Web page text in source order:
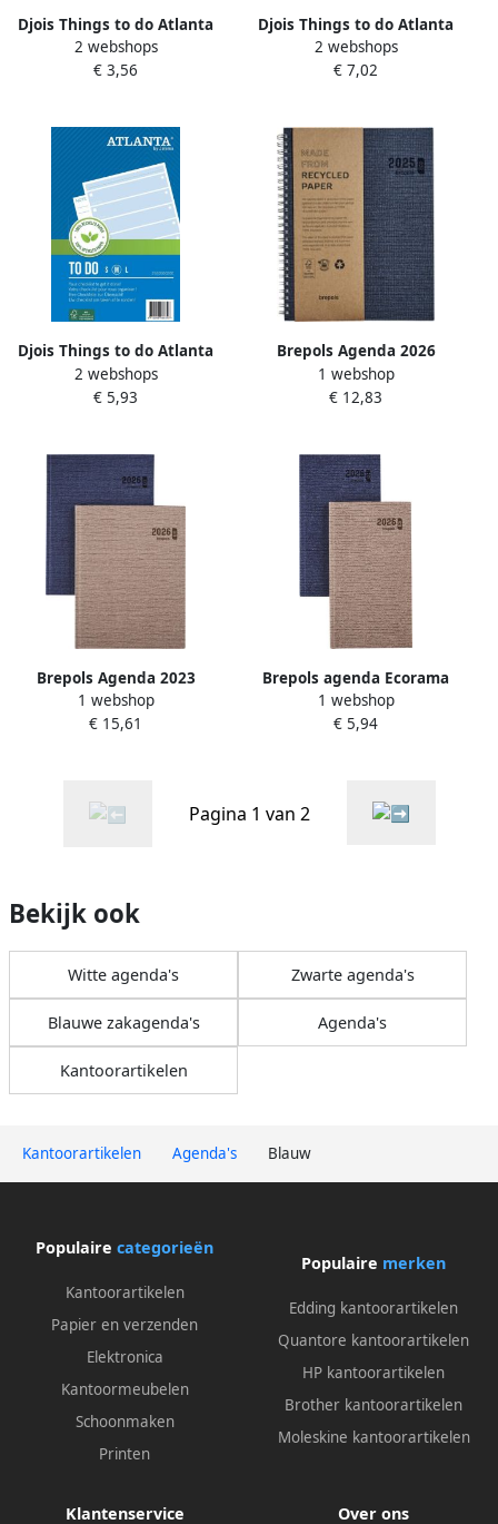
Kantoorartikelen Agenda's Blauw
Djois Things to do Atlanta
recycled papier Blok
148x105mm 100vel 70gr
2 webshops
€ 3,56
Djois Things to do Atlanta
recycled papier Large
297x150mm 100vel 70gr
2 webshops
€ 7,02
Djois Things to do Atlanta
recycled papier Medium
195x135 100vel 70gr blauw
2 webshops
€ 5,93
Brepols Agenda 2026
Ecotiming Kazar 7dagen
2pagina's spiraal assorti
1 webshop
€ 12,83
Brepols Agenda 2023
Ecotiming Kazar 7dag
2pagina's assorti bl zw
1 webshop
€ 15,61
Brepols agenda Ecorama
Kazar assorti 2026
boekgebonden
1 webshop
€ 5,94
Pagina 1 van 2
Bekijk ook
Witte agenda's Zwarte agenda's
Blauwe zakagenda's Agenda's
Kantoorartikelen
Populaire categorieën
Kantoorartikelen
Papier en verzenden
Elektronica
Kantoormeubelen
Schoonmaken
Printen
Populaire merken
Edding kantoorartikelen
Quantore kantoorartikelen
HP kantoorartikelen
Brother kantoorartikelen
Moleskine kantoorartikelen
Klantenservice Over ons